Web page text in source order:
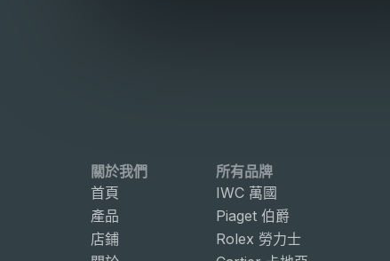
關於我們
首頁
產品
店鋪
所有品牌
IWC 萬國
Piaget 伯爵
Rolex 勞力士